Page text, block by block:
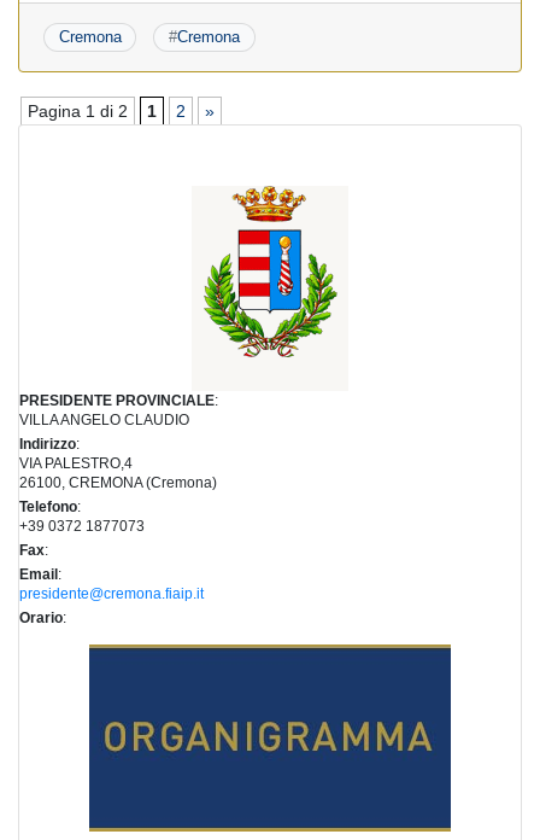
Cremona #Cremona
Pagina 1 di 2 1 2 »
PRESIDENTE PROVINCIALE:
VILLA ANGELO CLAUDIO
Indirizzo:
VIA PALESTRO,4
26100, CREMONA (Cremona)
Telefono:
+39 0372 1877073
Fax:
Email:
presidente@cremona.fiaip.it
Orario: